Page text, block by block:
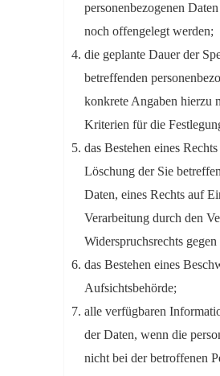
personenbezogenen
noch offengelegt werden;
die geplante Dauer der
betreffenden
konkrete Angaben hierzu
Kriterien für die
das Bestehen eines
Löschung der Sie
Daten, eines Rechts auf
Verarbeitung durch den
Widerspruchsrechts
das Bestehen eines
Aufsichtsbehörde;
alle verfügbaren
der Daten, wenn die
nicht bei der betroffenen